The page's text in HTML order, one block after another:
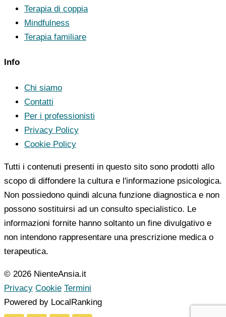
Terapia di coppia
Mindfulness
Terapia familiare
Info
Chi siamo
Contatti
Per i professionisti
Privacy Policy
Cookie Policy
Tutti i contenuti presenti in questo sito sono prodotti allo
scopo di diffondere la cultura e l'informazione psicologica.
Non possiedono quindi alcuna funzione diagnostica e non
possono sostituirsi ad un consulto specialistico. Le
informazioni fornite hanno soltanto un fine divulgativo e
non intendono rappresentare una prescrizione medica o
terapeutica.
© 2026 NienteAnsia.it
Privacy Cookie Termini
Powered by LocalRanking